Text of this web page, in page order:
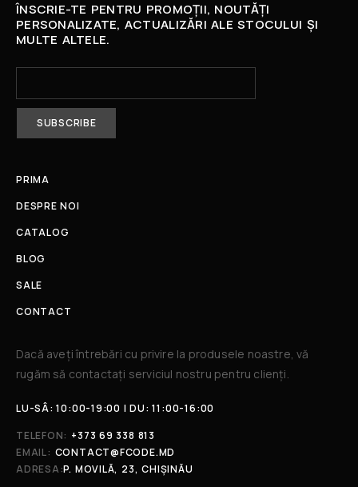
ÎNSCRIE-TE PENTRU PROMOȚII, NOUTĂȚI
PERSONALIZATE, ACTUALIZĂRI ALE STOCULUI ȘI
MULTE ALTELE.
PRIMA
DESPRE NOI
CATALOG
BLOG
SALE
CONTACT
Dacă aveți întrebări cu privire la produsele noastre, vă
rugăm să contactați serviciul nostru pentru clienți.​
LU-SÂ: 10:00-19:00 | DU: 11:00-16:00
TELEFON: +373 69 338 813
EMAIL: CONTACT@FCODE.MD
ADRESA:P. MOVILĂ, 23, CHIȘINĂU